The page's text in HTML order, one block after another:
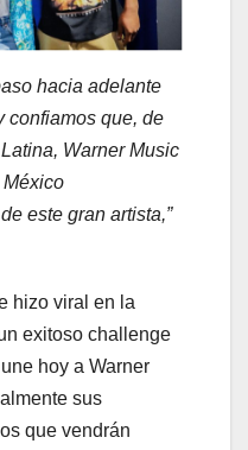
hacia adelante
confiamos que, de
Warner Music
este gran artista,”
hizo viral en la
exitoso challenge
hoy a Warner
sus
que vendrán